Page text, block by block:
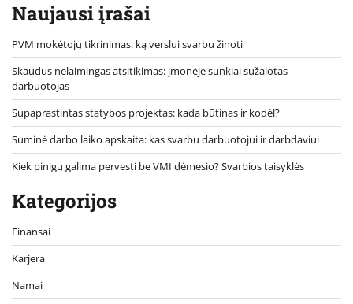
Naujausi įrašai
PVM mokėtojų tikrinimas: ką verslui svarbu žinoti
Skaudus nelaimingas atsitikimas: įmonėje sunkiai sužalotas
darbuotojas
Supaprastintas statybos projektas: kada būtinas ir kodėl?
Suminė darbo laiko apskaita: kas svarbu darbuotojui ir darbdaviui
Kiek pinigų galima pervesti be VMI dėmesio? Svarbios taisyklės
Kategorijos
Finansai
Karjera
Namai